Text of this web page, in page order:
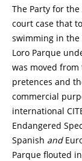
The Party for
court case that
swimming in the
Loro Parque
was moved
pretences and
commercial
international
Endangered
Spanish and
Parque flouted